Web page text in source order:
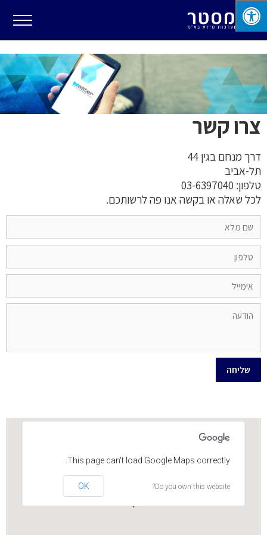
צרו קשר
דרך מנחם בגין 44
תל-אביב
טלפון: 03-6397040
לכל שאלה או בקשה אנו פה לרשותכם.
שליחה
This page can't load Google Maps correctly.
Do you own this website?
OK